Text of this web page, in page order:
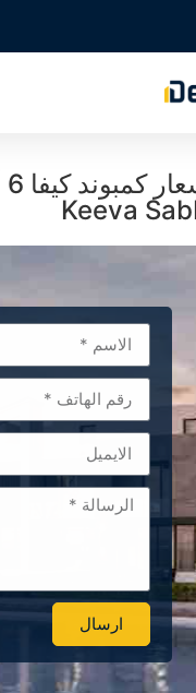
ارسال
Alternative: